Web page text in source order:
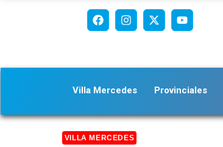
Villa Mercedes Provinciales
VILLA MERCEDES